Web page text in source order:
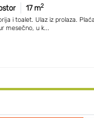
17 m2
i toalet. Ulaz iz prolaza.
mesečno, u k...